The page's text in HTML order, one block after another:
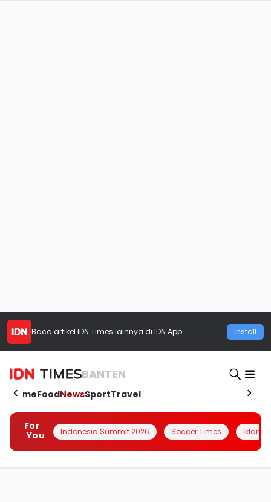
Baca artikel IDN Times lainnya di IDN App Install
BANTEN
HomeFoodNewsSportTravel
For
You
Indonesia Summit 2026 Soccer Times Iklanin